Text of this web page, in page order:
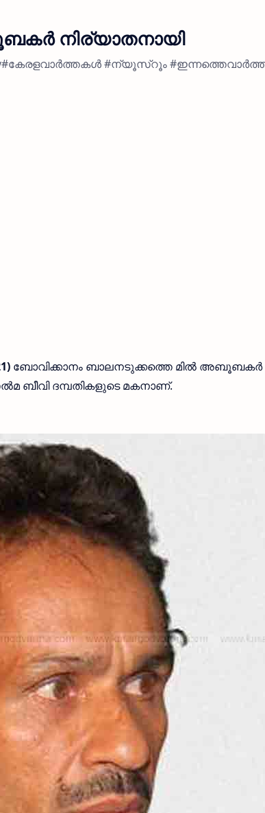
നിര്യാതനായി
#ന്യൂസ്റൂം
ബോവിക്കാനം ബാലനടുക്കത്തെ മിൽ അബൂബകർ
ബീവി ദമ്പതികളുടെ മകനാണ്.